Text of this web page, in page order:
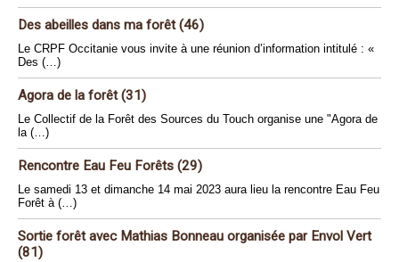
Des abeilles dans ma forêt (46)
Le CRPF Occitanie vous invite à une réunion d’information intitulé : «
Des (…)
Agora de la forêt (31)
Le Collectif de la Forêt des Sources du Touch organise une "Agora de
la (…)
Rencontre Eau Feu Forêts (29)
Le samedi 13 et dimanche 14 mai 2023 aura lieu la rencontre Eau Feu
Forêt à (…)
Sortie forêt avec Mathias Bonneau organisée par Envol Vert
(81)